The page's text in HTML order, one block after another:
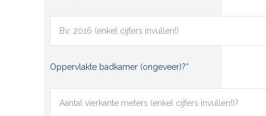
Oppervlakte badkamer (ongeveer)?*